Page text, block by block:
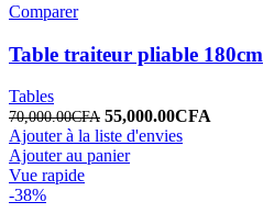
Comparer
Table traiteur pliable 180cm
Tables
70,000.00CFA 55,000.00CFA
Ajouter à la liste d'envies
Ajouter au panier
Vue rapide
-38%